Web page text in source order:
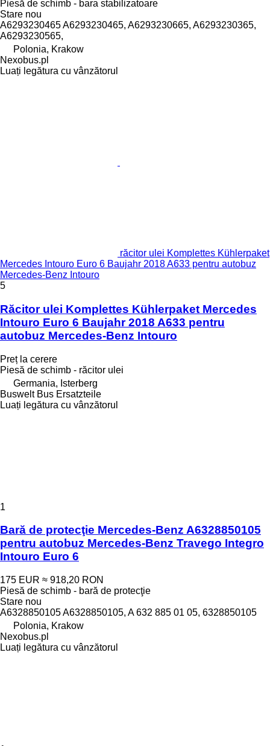
Piesă de schimb - bara stabilizatoare
Stare nou
A6293230465 A6293230465, A6293230665, A6293230365,
A6293230565,
Polonia, Krakow
Nexobus.pl
Luați legătura cu vânzătorul
răcitor ulei Komplettes Kühlerpaket
Mercedes Intouro Euro 6 Baujahr 2018 A633 pentru autobuz
Mercedes-Benz Intouro
5
Răcitor ulei Komplettes Kühlerpaket Mercedes
Intouro Euro 6 Baujahr 2018 A633 pentru
autobuz Mercedes-Benz Intouro
Preț la cerere
Piesă de schimb - răcitor ulei
Germania, Isterberg
Buswelt Bus Ersatzteile
Luați legătura cu vânzătorul
1
Bară de protecţie Mercedes-Benz A6328850105
pentru autobuz Mercedes-Benz Travego Integro
Intouro Euro 6
175 EUR ≈ 918,20 RON
Piesă de schimb - bară de protecţie
Stare nou
A6328850105 A6328850105, A 632 885 01 05, 6328850105
Polonia, Krakow
Nexobus.pl
Luați legătura cu vânzătorul